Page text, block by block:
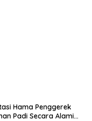
Hama Penggerek
Padi Secara Alami